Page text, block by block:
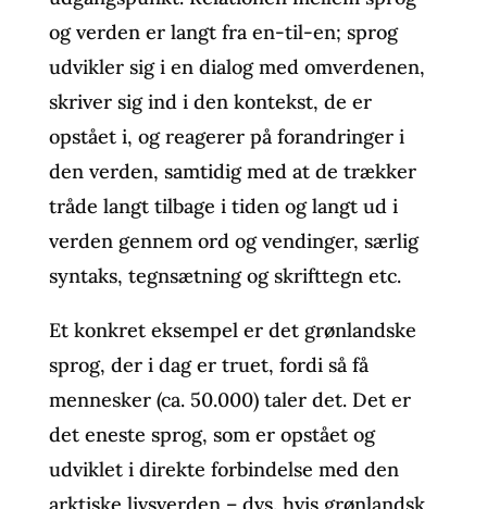
og verden er langt fra en-til-en; sprog
udvikler sig i en dialog med omverdenen,
skriver sig ind i den kontekst, de er
opstået i, og reagerer på forandringer i
den verden, samtidig med at de trækker
tråde langt tilbage i tiden og langt ud i
verden gennem ord og vendinger, særlig
syntaks, tegnsætning og skrifttegn etc.
Et konkret eksempel er det grønlandske
sprog, der i dag er truet, fordi så få
mennesker (ca. 50.000) taler det. Det er
det eneste sprog, som er opstået og
udviklet i direkte forbindelse med den